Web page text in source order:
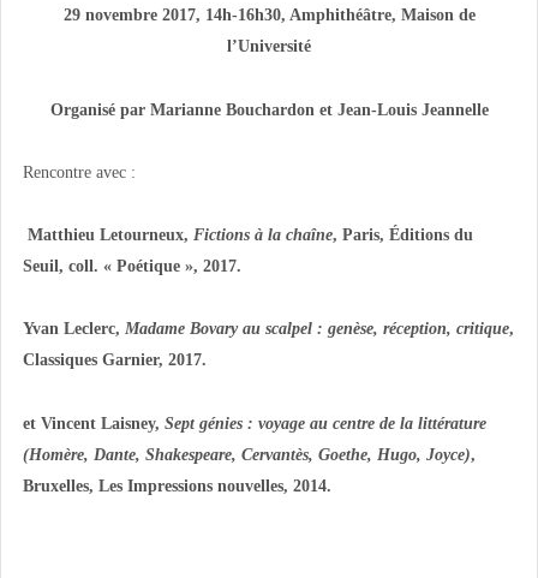
29 novembre 2017, 14h-16h30, Amphithéâtre, Maison de
l’Université
Organisé par Marianne Bouchardon et Jean-Louis Jeannelle
Rencontre avec :
Matthieu Letourneux, Fictions à la chaîne, Paris, Éditions du
Seuil, coll. « Poétique », 2017.
Yvan Leclerc, Madame Bovary au scalpel : genèse, réception, critique,
Classiques Garnier, 2017.
et Vincent Laisney, Sept génies : voyage au centre de la littérature
(Homère, Dante, Shakespeare, Cervantès, Goethe, Hugo, Joyce),
Bruxelles, Les Impressions nouvelles, 2014.